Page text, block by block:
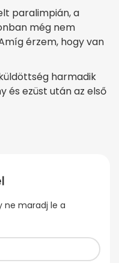
paralimpián, a
még nem
érzem, hogy van
harmadik
és ezüst után az első
ne maradj le a